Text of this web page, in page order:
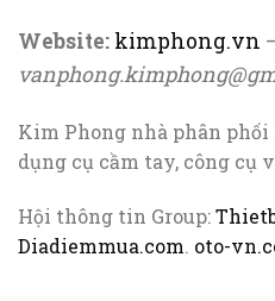
Website: kimphong.vn
Kim Phong nhà phân
dụng cụ cầm tay, công cụ
Hội thông tin Group:
Diadiemmua.com. oto-